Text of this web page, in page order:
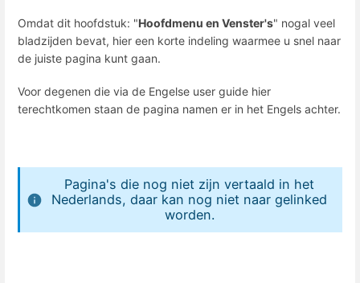
Omdat dit hoofdstuk: "Hoofdmenu en Venster's" nogal veel
bladzijden bevat, hier een korte indeling waarmee u snel naar
de juiste pagina kunt gaan.
Voor degenen die via de Engelse user guide hier
terechtkomen staan de pagina namen er in het Engels achter.
Pagina's die nog niet zijn vertaald in het
Nederlands, daar kan nog niet naar gelinked
worden.